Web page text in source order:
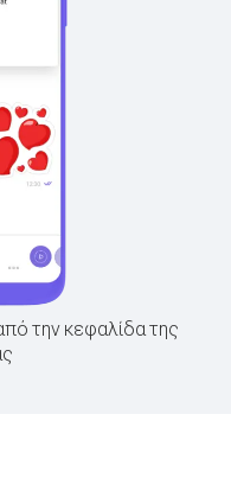
την κεφαλίδα της